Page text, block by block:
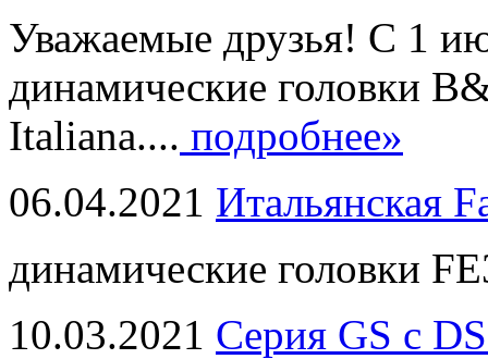
Уважаемые друзья! С 1
динамические головки
Italiana.... подробнее»
06.04.2021 Итальянская
динамические головки
10.03.2021 Серия GS с